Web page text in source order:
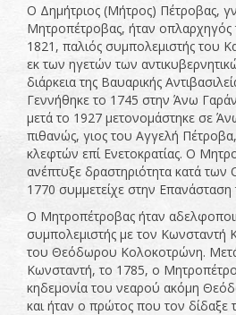
Ο Δημήτριος (Μήτρος) Πέτροβας,
Μητροπέτροβας, ήταν οπλαρχηγός
1821, παλιός συμπολεμιστής του
εκ των ηγετών των
διάρκεια της Βαυαρικής
Γεννήθηκε το 1745 στην Άνω
μετά το 1927 μετονομάστηκε σε
πιθανώς, γιος του Αγγελή
κλεφτών επί Ενετοκρατίας. Ο
ανέπτυξε δραστηριότητα κατά
1770 συμμετείχε στην
Ο Μητροπέτροβας ήταν
συμπολεμιστής με τον Κωνσταντή
του Θεόδωρου Κολοκοτρώνη.
Κωνσταντή, το 1785, ο
κηδεμονία του νεαρού ακόμη
και ήταν ο πρώτος που τον δίδαξε